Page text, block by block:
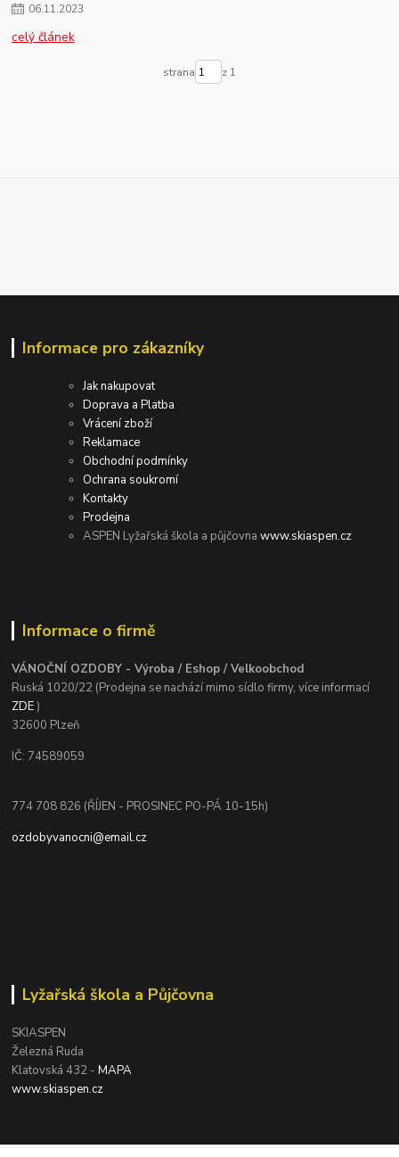
06.11.2023
celý článek
strana z 1
Informace pro zákazníky
Jak nakupovat
Doprava a Platba
Vrácení zboží
Reklamace
Obchodní podmínky
Ochrana soukromí
Kontakty
Prodejna
ASPEN Lyžařská škola a půjčovnawww.skiaspen.cz
Informace o firmě
VÁNOČNÍ OZDOBY - Výroba / Eshop / Velkoobchod
Ruská 1020/22 (Prodejna se nachází mimo sídlo firmy, více informací
ZDE)
32600 Plzeň
IČ: 74589059
774 708 826 (ŘÍJEN - PROSINEC PO-PÁ 10-15h)
ozdobyvanocni@email.cz
Lyžařská škola a Půjčovna
SKIASPEN
Železná Ruda
Klatovská 432 -MAPA
www.skiaspen.cz